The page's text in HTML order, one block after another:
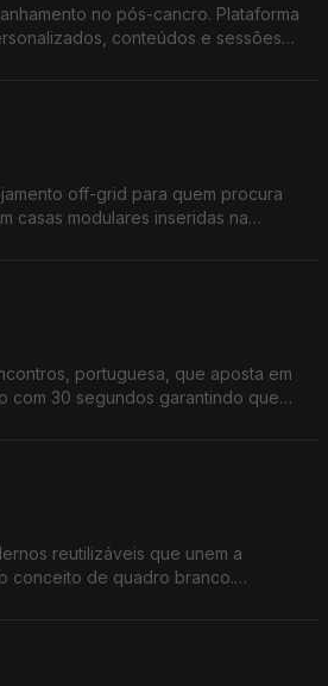
no pós-cancro. Plataforma
conteúdos e sessões
off-grid para quem procura
casas modulares inseridas na
portuguesa, que aposta em
com 30 segundos garantindo que
reutilizáveis que unem a
conceito de quadro branco.